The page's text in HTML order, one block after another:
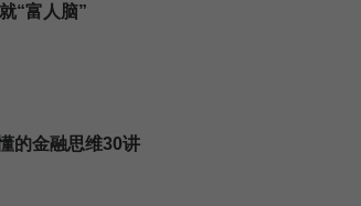
“富人脑”
的金融思维30讲